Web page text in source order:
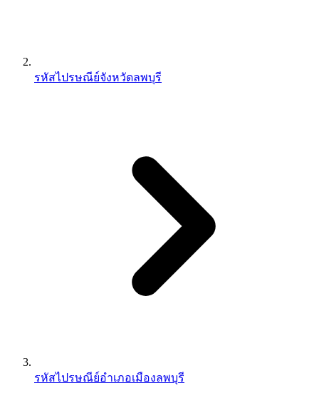
รหัสไปรษณีย์จังหวัดลพบุรี
รหัสไปรษณีย์อำเภอเมืองลพบุรี